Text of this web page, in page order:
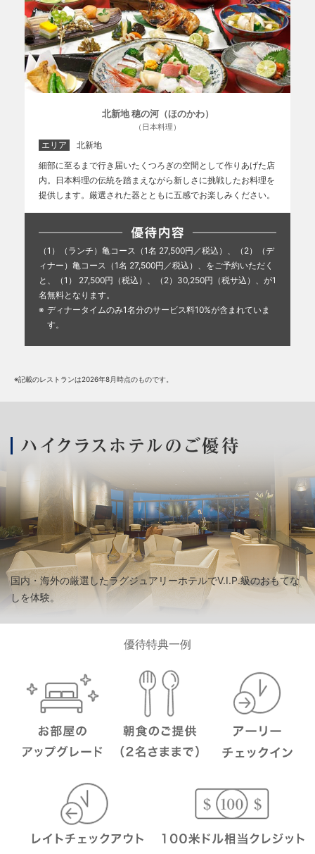
北新地 穂の河（ほのかわ）
（日本料理）
エリア
北新地
細部に至るまで行き届いたくつろぎの空間として作りあげた店
内。日本料理の伝統を踏まえながら新しさに挑戦したお料理を
提供します。厳選された器とともに五感でお楽しみください。
（1）（ランチ）亀コース（1名 27,500円／税込）、（2）（デ
ィナー）亀コース（1名 27,500円／税込）、をご予約いただく
と、（1） 27,500円（税込）、（2）30,250円（税サ込）、が1
名無料となります。
ディナータイムのみ1名分のサービス料10%が含まれていま
す。
※記載のレストランは2026年8月時点のものです。
国内・海外の厳選したラグジュアリーホテルでV.I.P.級のおもてな
しを体験。
優待特典一例